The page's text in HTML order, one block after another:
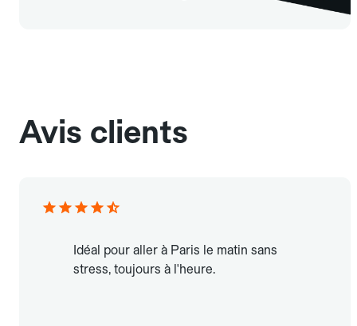
Avis clients
Idéal pour aller à Paris le matin sans
stress, toujours à l'heure.